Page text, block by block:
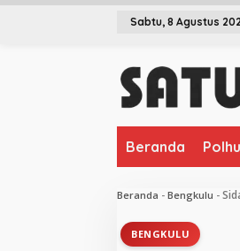
L
Sabtu, 8 Agustus
Beranda
Beranda - Bengkulu -
BENGKULU